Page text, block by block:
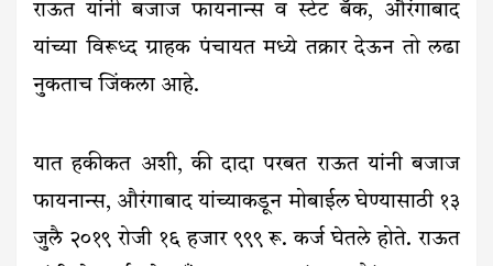
राऊत यांनी बजाज फायनान्स व स्टेट बँक, औरंगाबाद
यांच्या विरूध्द ग्राहक पंचायत मध्ये तक्रार देऊन तो लढा
नुकताच जिंकला आहे.
यात हकीकत अशी, की दादा परबत राऊत यांनी बजाज
फायनान्स, औरंगाबाद यांच्याकडून मोबाईल घेण्यासाठी १३
जुलै २०१९ रोजी १६ हजार ९९९ रू. कर्ज घेतले होते. राऊत